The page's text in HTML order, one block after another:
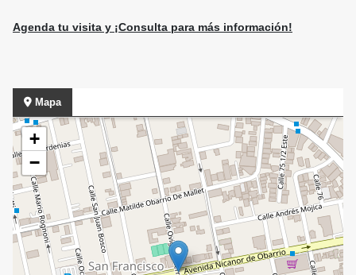
Agenda tu visita y ¡Consulta para más información!
Mapa
+
−